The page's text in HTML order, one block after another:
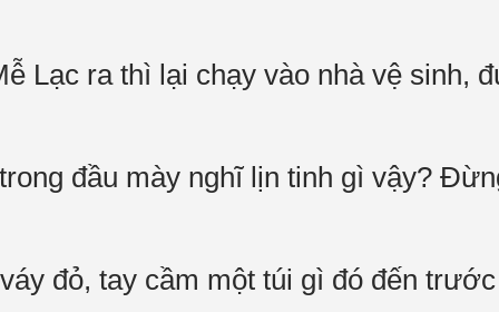
Lạc ra thì lại chạy vào nhà vệ sinh,
đầu mày nghĩ lịn tinh gì vậy?
đỏ, tay cầm một túi gì đó đến